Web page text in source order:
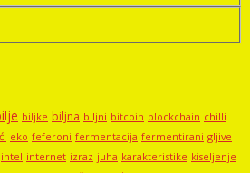
biljke biljna biljni bitcoin blockchain chilli
eko feferoni fermentacija fermentirani gljive
intel internet izraz juha karakteristike kiseljenje